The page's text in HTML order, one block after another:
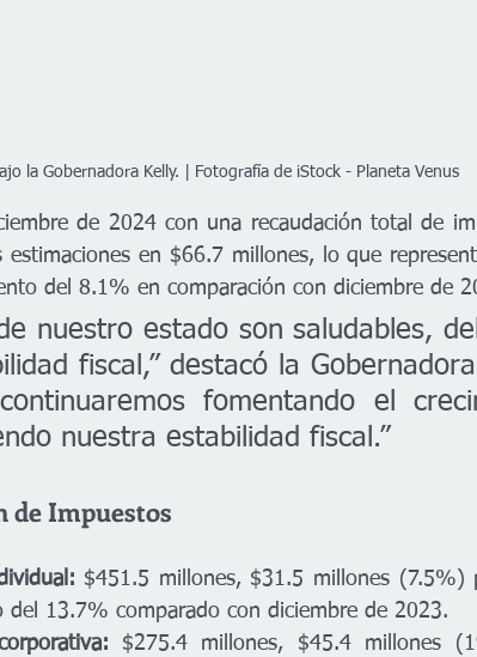
la Gobernadora Kelly. | Fotografía de iStock - Planeta Venus
de 2024 con una recaudación total de
estimaciones en $66.7 millones, lo que
del 8.1% en comparación con diciembre de
nuestro estado son saludables,
fiscal,” destacó la
fomentando el
nuestra estabilidad fiscal.”
de Impuestos
$451.5 millones, $31.5 millones (7.5%)
13.7% comparado con diciembre de 2023.
$275.4 millones, $45.4 millones